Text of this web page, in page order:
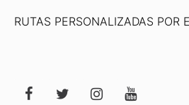
RUTAS PERSONALIZADAS POR